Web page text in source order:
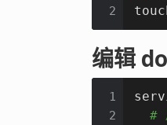
2
编辑
1
2
#